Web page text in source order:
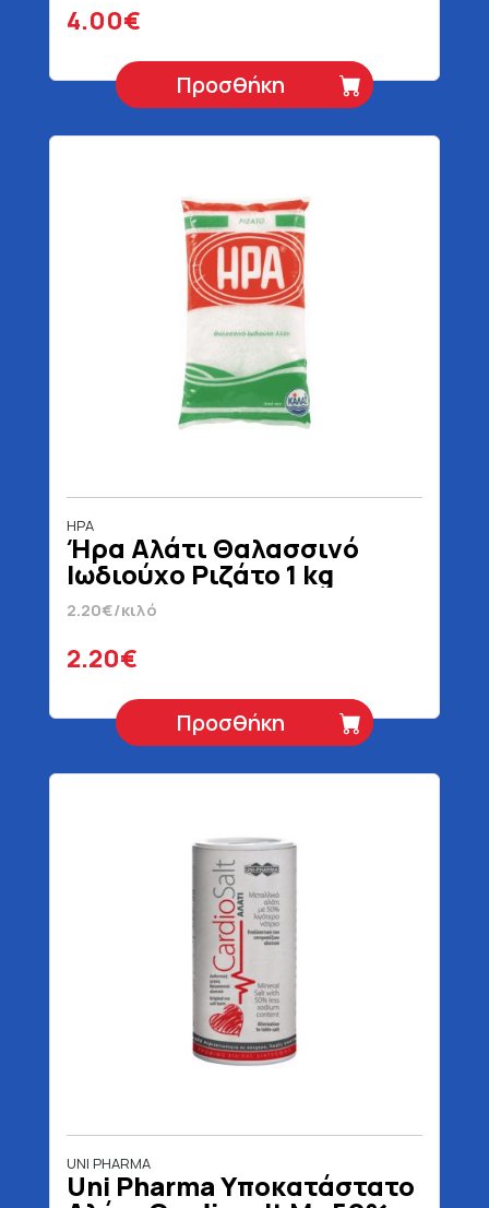
4.00€
Προσθήκη
ΗΡΑ
Ήρα Αλάτι Θαλασσινό
Ιωδιούχο Ριζάτο 1 kg
2.20€/κιλό
2.20€
Προσθήκη
UNI PHARMA
Uni Pharma Υποκατάστατο